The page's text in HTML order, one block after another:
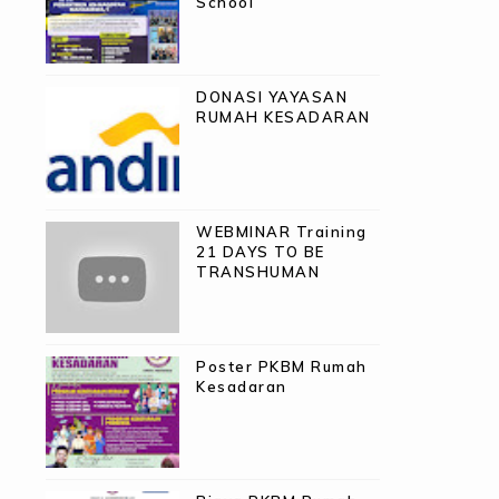
DONASI YAYASAN
RUMAH KESADARAN
WEBMINAR Training
21 DAYS TO BE
TRANSHUMAN
Poster PKBM Rumah
Kesadaran